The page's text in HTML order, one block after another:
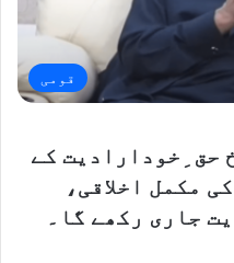
قومی
حق ِخودارادیت کے
مکمل اخلاقی،
جاری رکھے گا۔